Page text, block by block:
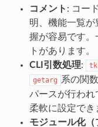
コメント : コー
明、機能一覧
握が容易です。
トがあります。
CLI引数処理:
getarg
系の関
パースが行われ
柔軟に設定でき
モジュール化（